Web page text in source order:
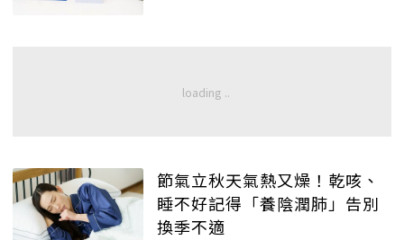
節氣立秋天氣熱又燥！乾咳、
睡不好記得「養陰潤肺」告別
換季不適